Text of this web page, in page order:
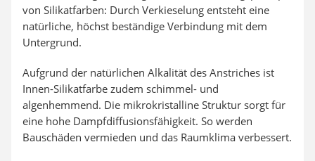
von Silikatfarben: Durch Verkieselung entsteht eine
natürliche, höchst beständige Verbindung mit dem
Untergrund.
Aufgrund der natürlichen Alkalität des Anstriches ist
Innen-Silikatfarbe zudem schimmel- und
algenhemmend. Die mikrokristalline Struktur sorgt für
eine hohe Dampfdiffusionsfähigkeit. So werden
Bauschäden vermieden und das Raumklima verbessert.